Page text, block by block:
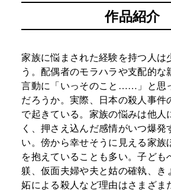
作品紹介
家族に悩まされた経験を持つ人は
う。配偶者のモラハラや支配的な
言動に「いっそのこと……」と思
だろうか。実際、日本の殺人事件
で起きている。家族の悩みは他人
く、押さえ込んだ感情がいつ爆発
い。傍から幸せそうに見える家族
を抱えていることも多い。子ども
躾、仮面夫婦や夫と姑の確執、き
妬による殺人など理由はさまざま